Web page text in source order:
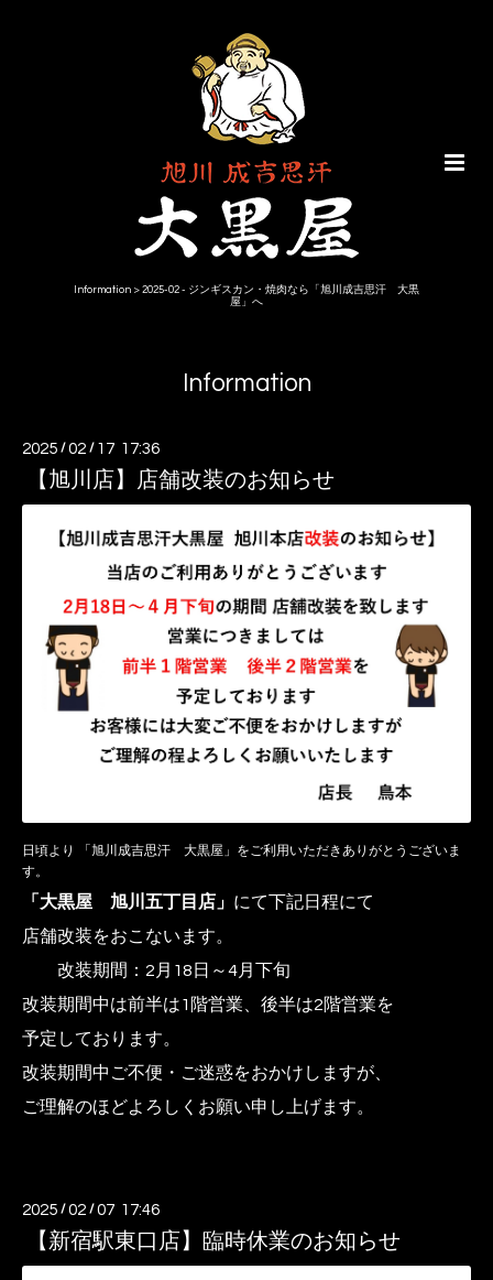
Information > 2025-02 - ジンギスカン・焼肉なら「旭川成吉思汗 大黒
屋」へ
Information
2025 /02 / 17 17:36
【旭川店】店舗改装のお知らせ
日頃より 「旭川成吉思汗 大黒屋」をご利用いただきありがとうございま
す。
「大黒屋 旭川五丁目店」 にて下記日程にて
店舗改装をおこないます。
改装期間：2月18日～4月下旬
改装期間中は前半は1階営業、後半は2階営業を
予定しております。
改装期間中ご不便・ご迷惑をおかけしますが、
ご理解のほどよろしくお願い申し上げます。
2025 /02 /07 17:46
【新宿駅東口店】臨時休業のお知らせ